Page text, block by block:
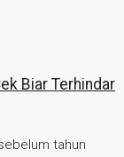
Biar Terhindar
tahun